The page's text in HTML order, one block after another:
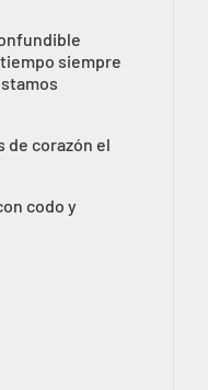
siempre
de corazón el
codo y